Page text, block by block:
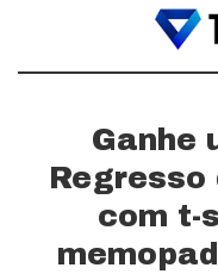
Ganhe
Regresso
com t-